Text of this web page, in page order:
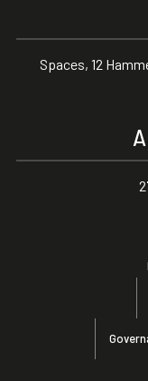
Spaces, 12